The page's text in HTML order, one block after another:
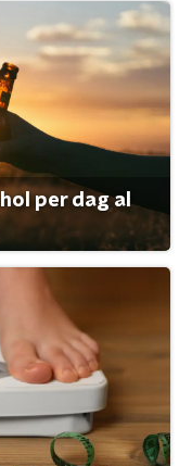
per dag al